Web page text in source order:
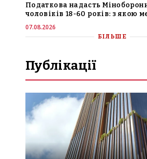
Податкова надасть
чоловіків 18-60 років: з якою
07.08.2026
БІЛЬШЕ
Публікації